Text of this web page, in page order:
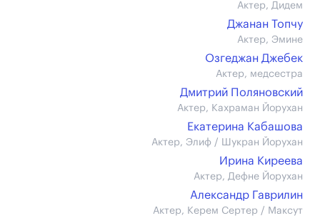
Актер, Дидем
Джанан Топчу
Актер, Эмине
Озгеджан Джебек
Актер, медсестра
Дмитрий Поляновский
Актер, Кахраман Йорухан
Екатерина Кабашова
Актер, Элиф / Шукран Йорухан
Ирина Киреева
Актер, Дефне Йорухан
Александр Гаврилин
Актер, Керем Сертер / Максут